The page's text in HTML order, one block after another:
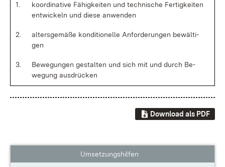
1.
ko­or­di­na­ti­ve Fä­hig­kei­ten und tech­ni­sche Fer­tig­kei­ten
ent­wi­ckeln und die­se an­wen­den
2.
al­ters­ge­mä­ße kon­di­tio­nel­le An­for­de­run­gen be­wäl­ti­
gen
3.
Be­we­gun­gen ge­stal­ten und sich mit und durch Be­
we­gung aus­drü­cken
Download als PDF
Umsetzungshilfen